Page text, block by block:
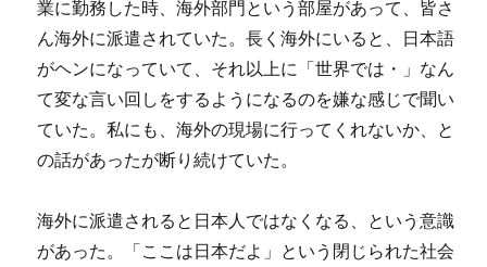
業に勤務した時、海外部門という部屋があって、皆さ
ん海外に派遣されていた。長く海外にいると、日本語
がヘンになっていて、それ以上に「世界では・」なん
て変な言い回しをするようになるのを嫌な感じで聞い
ていた。私にも、海外の現場に行ってくれないか、と
の話があったが断り続けていた。
海外に派遣されると日本人ではなくなる、という意識
があった。「ここは日本だよ」という閉じられた社会